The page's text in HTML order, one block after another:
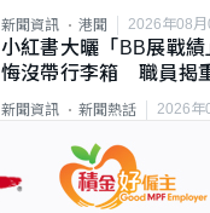
新聞資訊 港聞 2026年08月
小紅書大曬「BB展戰
悔沒帶行李箱 職員揭
唔到」
新聞資訊 新聞熱話 2026年